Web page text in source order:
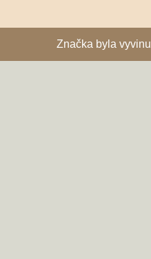
Značka byla